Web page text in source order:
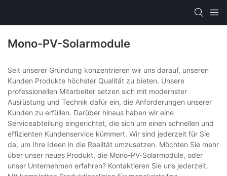
Mono-PV-Solarmodule
Seit unserer Gründung konzentrieren wir uns darauf, unseren
Kunden Produkte höchster Qualität zu bieten. Unsere
professionellen Mitarbeiter setzen sich mit modernster
Ausrüstung und Technik dafür ein, die Anforderungen unserer
Kunden zu erfüllen. Darüber hinaus haben wir eine
Serviceabteilung eingerichtet, die sich um einen schnellen und
effizienten Kundenservice kümmert. Wir sind jederzeit für Sie
da, um Ihre Ideen in die Realität umzusetzen. Möchten Sie mehr
über unser neues Produkt, die Mono-PV-Solarmodule, oder
unser Unternehmen erfahren? Kontaktieren Sie uns jederzeit.